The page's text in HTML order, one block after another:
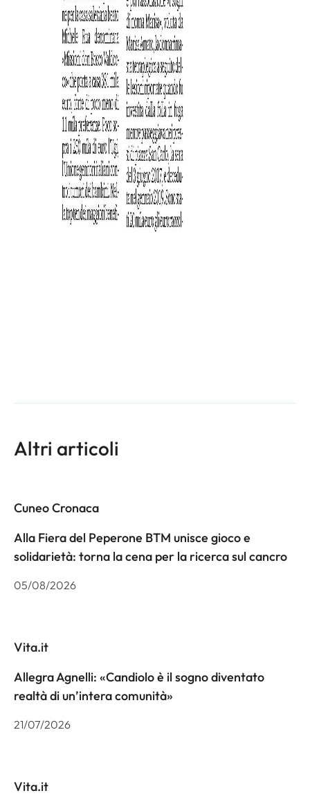
Altri articoli
Cuneo Cronaca
Alla Fiera del Peperone BTM unisce gioco e
solidarietà: torna la cena per la ricerca sul cancro
05/08/2026
Vita.it
Allegra Agnelli: «Candiolo è il sogno diventato
realtà di un’intera comunità»
21/07/2026
Vita.it